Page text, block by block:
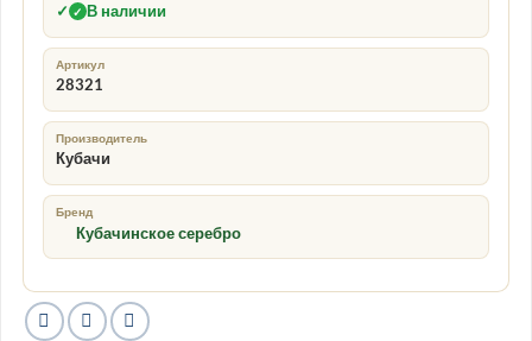
✓ ✓ В наличии
Артикул
28321
Производитель
Кубачи
Бренд
Кубачинское серебро